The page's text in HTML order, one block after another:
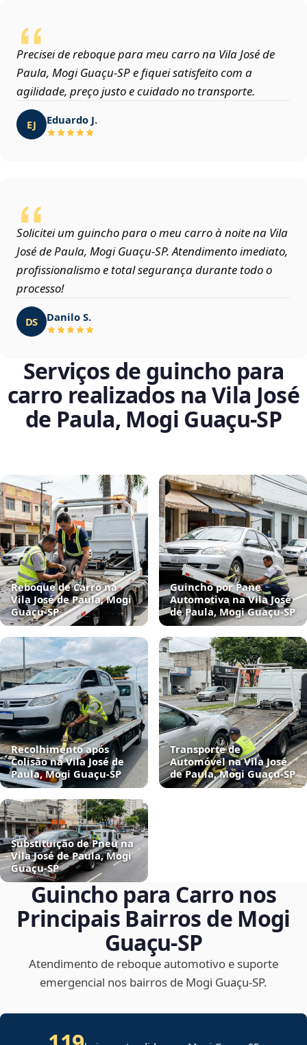
Precisei de reboque para meu carro na Vila José de
Paula, Mogi Guaçu‑SP e fiquei satisfeito com a
agilidade, preço justo e cuidado no transporte.
EJ Eduardo J.
Solicitei um guincho para o meu carro à noite na Vila
José de Paula, Mogi Guaçu‑SP. Atendimento imediato,
profissionalismo e total segurança durante todo o
processo!
DS Danilo S.
Serviços de guincho para
carro realizados na Vila José
de Paula, Mogi Guaçu‑SP
Reboque de Carro na
Vila José de Paula, Mogi
Guaçu‑SP
Guincho por Pane
Automotiva na Vila José
de Paula, Mogi Guaçu‑SP
Recolhimento após
Colisão na Vila José de
Paula, Mogi Guaçu‑SP
Transporte de
Automóvel na Vila José
de Paula, Mogi Guaçu‑SP
Substituição de Pneu na
Vila José de Paula, Mogi
Guaçu‑SP
Guincho para Carro nos
Principais Bairros de Mogi
Guaçu‑SP
Atendimento de reboque automotivo e suporte
emergencial nos bairros de Mogi Guaçu‑SP.